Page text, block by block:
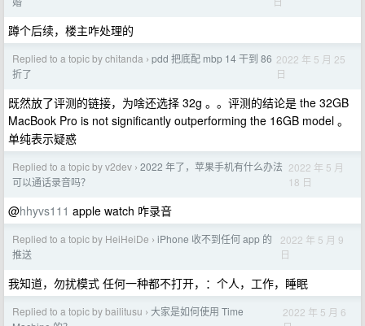
蹲个后续，楼主咋处理的
Replied to a topic by chitanda › pdd 把底配 mbp 14 干到 86
折了
2022 年 5 月 25
日
既然放了评测的链接，为啥还选择 32g 。。评测的结论是 the 32GB
MacBook Pro is not significantly outperforming the 16GB model 。
单纯表示疑惑
Replied to a topic by v2dev › 2022 年了，苹果手机有什么办法
可以通话录音吗？
2022 年 5 月
18 日
@hhyvs111 apple watch 咋录音
Replied to a topic by HeiHeiDe › iPhone 收不到任何 app 的
推送
2022 年 5 月 9
日
我知道，勿扰模式 任何一种都不打开，：个人，工作，睡眠
Replied to a topic by bailitusu › 大家是如何使用 Time
2022 年 5 月 6